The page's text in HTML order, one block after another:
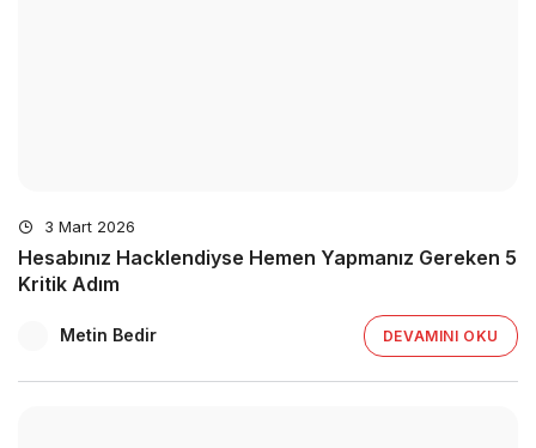
3 Mart 2026
Hesabınız Hacklendiyse Hemen Yapmanız Gereken 5
Kritik Adım
Metin Bedir DEVAMINI OKU